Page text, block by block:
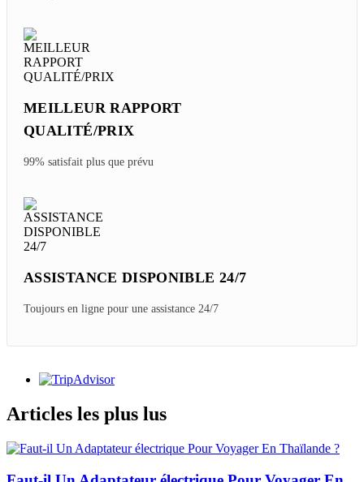
MEILLEUR RAPPORT
QUALITÉ/PRIX
99% satisfait plus que prévu
ASSISTANCE DISPONIBLE 24/7
Toujours en ligne pour une assistance 24/7
Articles les plus lus